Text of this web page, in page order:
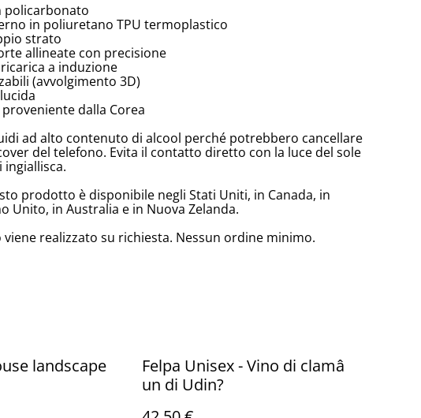
policarbonato
in poliuretano TPU termoplastico
strato
allineate con precisione
a induzione
(avvolgimento 3D)
dalla Corea
ad alto contenuto di alcool perché potrebbero cancellare
del telefono. Evita il contatto diretto con la luce del sole
ingiallisca.
prodotto è disponibile negli Stati Uniti, in Canada, in
Unito, in Australia e in Nuova Zelanda.
realizzato su richiesta. Nessun ordine minimo.
landscape
Felpa Unisex - Vino di clamâ
un di Udin?